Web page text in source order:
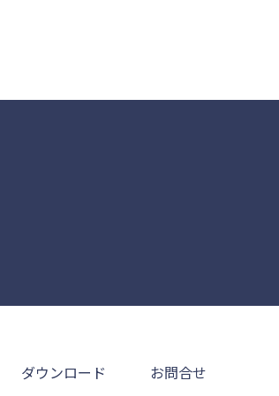
ダウンロード お問合せ